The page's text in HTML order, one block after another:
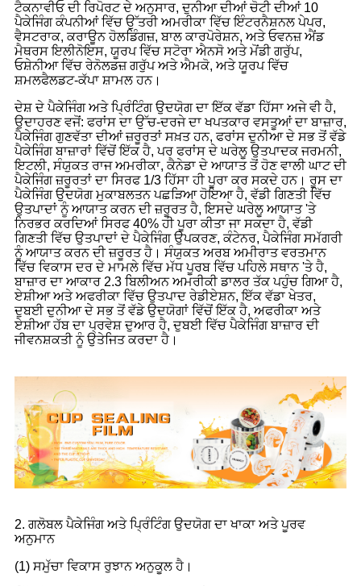
ਟੈਕਨਾਵੀਓ ਦੀ ਰਿਪੋਰਟ ਦੇ ਅਨੁਸਾਰ, ਦੁਨੀਆ ਦੀਆਂ ਚੋਟੀ ਦੀਆਂ 10
ਪੈਕੇਜਿੰਗ ਕੰਪਨੀਆਂ ਵਿੱਚ ਉੱਤਰੀ ਅਮਰੀਕਾ ਵਿੱਚ ਇੰਟਰਨੈਸ਼ਨਲ ਪੇਪਰ,
ਵੈਸਟਰਾਕ, ਕਰਾਊਨ ਹੋਲਡਿੰਗਜ਼, ਬਾਲ ਕਾਰਪੋਰੇਸ਼ਨ, ਅਤੇ ਓਵਨਜ਼ ਐਂਡ
ਮੈਥਰਸ ਇਲੀਨੋਇਸ, ਯੂਰਪ ਵਿੱਚ ਸਟੋਰਾ ਐਨਸੋ ਅਤੇ ਮੋਂਡੀ ਗਰੁੱਪ,
ਓਸ਼ੇਨੀਆ ਵਿੱਚ ਰੇਨੋਲਡਜ਼ ਗਰੁੱਪ ਅਤੇ ਐਮਕੋ, ਅਤੇ ਯੂਰਪ ਵਿੱਚ
ਸ਼ਮਲਫੈਲਡਟ-ਕੱਪਾ ਸ਼ਾਮਲ ਹਨ।
ਦੇਸ਼ ਦੇ ਪੈਕੇਜਿੰਗ ਅਤੇ ਪ੍ਰਿੰਟਿੰਗ ਉਦਯੋਗ ਦਾ ਇੱਕ ਵੱਡਾ ਹਿੱਸਾ ਅਜੇ ਵੀ ਹੈ,
ਉਦਾਹਰਣ ਵਜੋਂ: ਫਰਾਂਸ ਦਾ ਉੱਚ-ਦਰਜੇ ਦਾ ਖਪਤਕਾਰ ਵਸਤੂਆਂ ਦਾ ਬਾਜ਼ਾਰ,
ਪੈਕੇਜਿੰਗ ਗੁਣਵੱਤਾ ਦੀਆਂ ਜ਼ਰੂਰਤਾਂ ਸਖ਼ਤ ਹਨ, ਫਰਾਂਸ ਦੁਨੀਆ ਦੇ ਸਭ ਤੋਂ ਵੱਡੇ
ਪੈਕੇਜਿੰਗ ਬਾਜ਼ਾਰਾਂ ਵਿੱਚੋਂ ਇੱਕ ਹੈ, ਪਰ ਫਰਾਂਸ ਦੇ ਘਰੇਲੂ ਉਤਪਾਦਕ ਜਰਮਨੀ,
ਇਟਲੀ, ਸੰਯੁਕਤ ਰਾਜ ਅਮਰੀਕਾ, ਕੈਨੇਡਾ ਦੇ ਆਯਾਤ ਤੋਂ ਹੋਣ ਵਾਲੀ ਘਾਟ ਦੀ
ਪੈਕੇਜਿੰਗ ਜ਼ਰੂਰਤਾਂ ਦਾ ਸਿਰਫ 1/3 ਹਿੱਸਾ ਹੀ ਪੂਰਾ ਕਰ ਸਕਦੇ ਹਨ। ਰੂਸ ਦਾ
ਪੈਕੇਜਿੰਗ ਉਦਯੋਗ ਮੁਕਾਬਲਤਨ ਪਛੜਿਆ ਹੋਇਆ ਹੈ, ਵੱਡੀ ਗਿਣਤੀ ਵਿੱਚ
ਉਤਪਾਦਾਂ ਨੂੰ ਆਯਾਤ ਕਰਨ ਦੀ ਜ਼ਰੂਰਤ ਹੈ, ਇਸਦੇ ਘਰੇਲੂ ਆਯਾਤ 'ਤੇ
ਨਿਰਭਰ ਕਰਦਿਆਂ ਸਿਰਫ 40% ਹੀ ਪੂਰਾ ਕੀਤਾ ਜਾ ਸਕਦਾ ਹੈ, ਵੱਡੀ
ਗਿਣਤੀ ਵਿੱਚ ਉਤਪਾਦਾਂ ਦੇ ਪੈਕੇਜਿੰਗ ਉਪਕਰਣ, ਕੰਟੇਨਰ, ਪੈਕੇਜਿੰਗ ਸਮੱਗਰੀ
ਨੂੰ ਆਯਾਤ ਕਰਨ ਦੀ ਜ਼ਰੂਰਤ ਹੈ। ਸੰਯੁਕਤ ਅਰਬ ਅਮੀਰਾਤ ਵਰਤਮਾਨ
ਵਿੱਚ ਵਿਕਾਸ ਦਰ ਦੇ ਮਾਮਲੇ ਵਿੱਚ ਮੱਧ ਪੂਰਬ ਵਿੱਚ ਪਹਿਲੇ ਸਥਾਨ 'ਤੇ ਹੈ,
ਬਾਜ਼ਾਰ ਦਾ ਆਕਾਰ 2.3 ਬਿਲੀਅਨ ਅਮਰੀਕੀ ਡਾਲਰ ਤੱਕ ਪਹੁੰਚ ਗਿਆ ਹੈ,
ਏਸ਼ੀਆ ਅਤੇ ਅਫਰੀਕਾ ਵਿੱਚ ਉਤਪਾਦ ਰੇਡੀਏਸ਼ਨ, ਇੱਕ ਵੱਡਾ ਖੇਤਰ,
ਦੁਬਈ ਦੁਨੀਆ ਦੇ ਸਭ ਤੋਂ ਵੱਡੇ ਉਦਯੋਗਾਂ ਵਿੱਚੋਂ ਇੱਕ ਹੈ, ਅਫਰੀਕਾ ਅਤੇ
ਏਸ਼ੀਆ ਹੱਬ ਦਾ ਪ੍ਰਵੇਸ਼ ਦੁਆਰ ਹੈ, ਦੁਬਈ ਵਿੱਚ ਪੈਕੇਜਿੰਗ ਬਾਜ਼ਾਰ ਦੀ
ਜੀਵਨਸ਼ਕਤੀ ਨੂੰ ਉਤੇਜਿਤ ਕਰਦਾ ਹੈ।
2. ਗਲੋਬਲ ਪੈਕੇਜਿੰਗ ਅਤੇ ਪ੍ਰਿੰਟਿੰਗ ਉਦਯੋਗ ਦਾ ਖਾਕਾ ਅਤੇ ਪੂਰਵ
ਅਨੁਮਾਨ
(1) ਸਮੁੱਚਾ ਵਿਕਾਸ ਰੁਝਾਨ ਅਨੁਕੂਲ ਹੈ।